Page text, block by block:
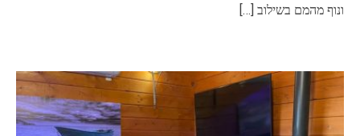
ונוף מהמם בשילוב […]